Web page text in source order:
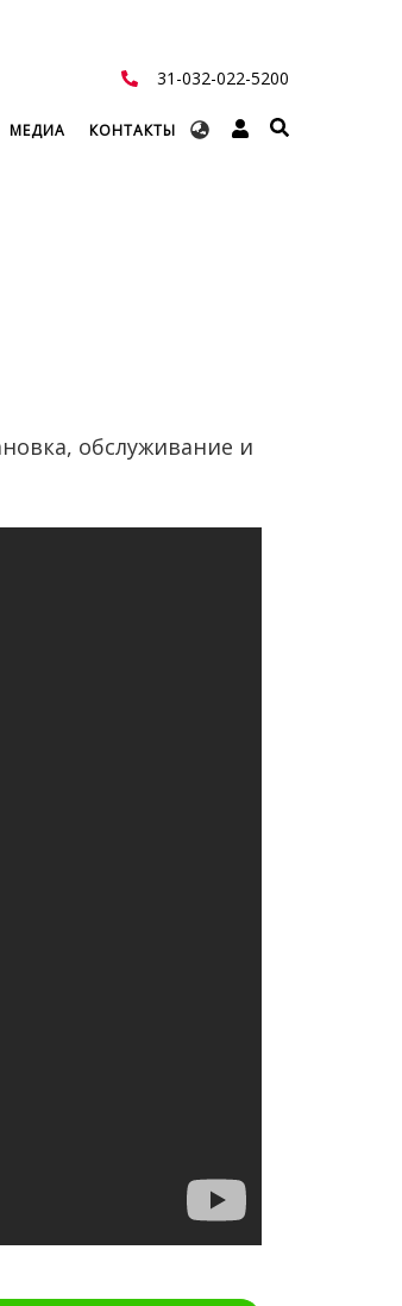
31-032-022-5200
МЕДИА КОНТАКТЫ
обслуживание и